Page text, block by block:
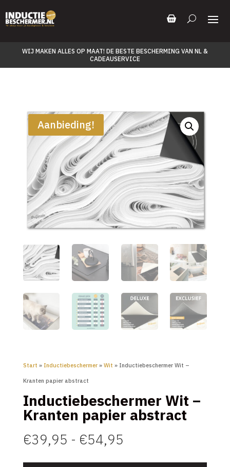
WIJ MAKEN ALLES OP MAAT! DE BESTE BESCHERMING VAN NL &
CADEAUSERVICE
Aanbieding!
Start » Inductiebeschermer» Wit » Inductiebeschermer Wit –
Kranten papier abstract
Inductiebeschermer Wit –
Kranten papier abstract
€39,95 - €54,95